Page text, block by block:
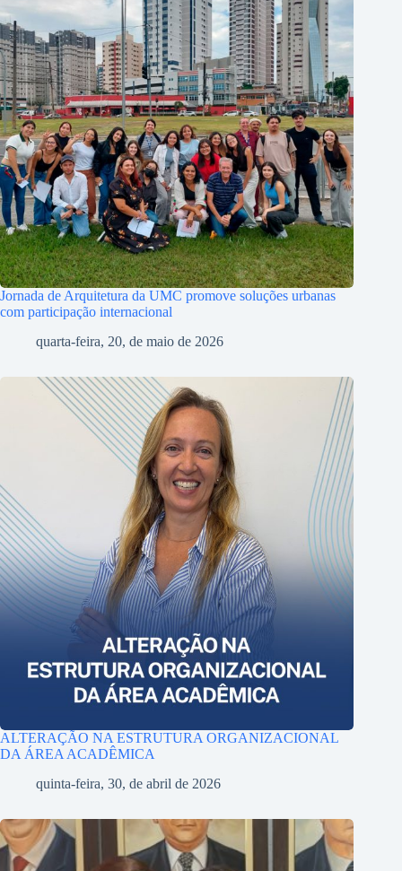
Jornada de Arquitetura da UMC promove soluções urbanas
com participação internacional
quarta-feira, 20, de maio de 2026
ALTERAÇÃO NA ESTRUTURA ORGANIZACIONAL
DA ÁREA ACADÊMICA
quinta-feira, 30, de abril de 2026